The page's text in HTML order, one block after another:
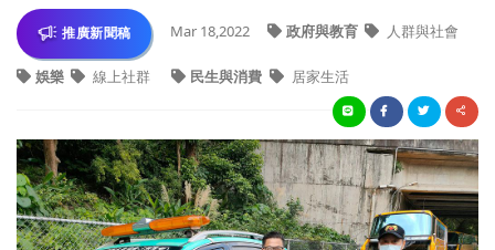
推廣新聞稿 Mar 18,2022 政府與教育 人群與社會
娛樂 線上社群 民生與消費 居家生活